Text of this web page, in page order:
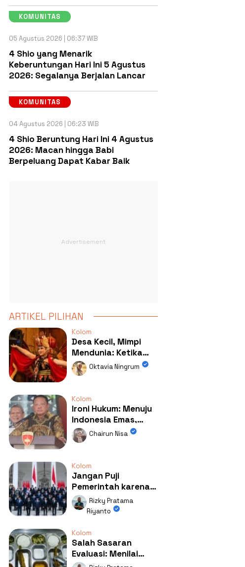
KOMUNITAS
05 Agustus 2026 | 06:37 WIB
4 Shio yang Menarik
Keberuntungan Hari Ini 5 Agustus
2026: Segalanya Berjalan Lancar
KOMUNITAS
04 Agustus 2026 | 06:23 WIB
4 Shio Beruntung Hari Ini 4 Agustus
2026: Macan hingga Babi
Berpeluang Dapat Kabar Baik
ARTIKEL PILIHAN
Kolom
Desa Kecil, Mimpi
Mendunia: Ketika
Kolaborasi
Mengubah Wajah
Oktavia Ningrum
Kolom
Ironi Hukum: Menuju
Indonesia Emas,
Ternyata Emasnya
Ada di Rumah Febrie!
Chairun Nisa
Kolom
Jangan Puji
Pemerintah karena
Kerja: Mengapa
Publik Begitu Mudah
Rizky Pratama
Riyanto
Kolom
Salah Sasaran
Evaluasi: Menilai
Program MBG Lewat